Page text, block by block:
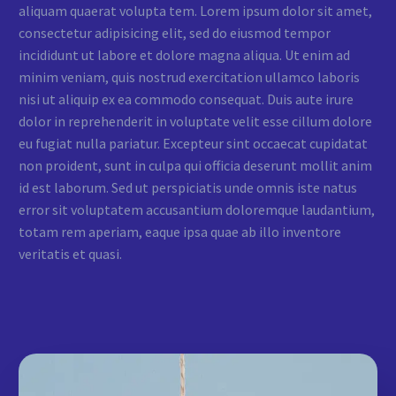
aliquam quaerat volupta tem. Lorem ipsum dolor sit amet,
consectetur adipisicing elit, sed do eiusmod tempor
incididunt ut labore et dolore magna aliqua. Ut enim ad
minim veniam, quis nostrud exercitation ullamco laboris
nisi ut aliquip ex ea commodo consequat. Duis aute irure
dolor in reprehenderit in voluptate velit esse cillum dolore
eu fugiat nulla pariatur. Excepteur sint occaecat cupidatat
non proident, sunt in culpa qui officia deserunt mollit anim
id est laborum. Sed ut perspiciatis unde omnis iste natus
error sit voluptatem accusantium doloremque laudantium,
totam rem aperiam, eaque ipsa quae ab illo inventore
veritatis et quasi.